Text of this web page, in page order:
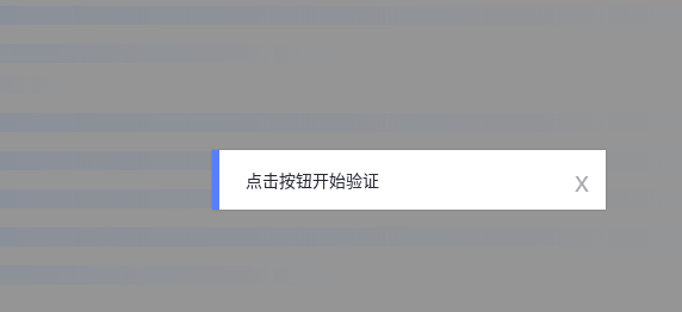
点击按钮开始验证 x